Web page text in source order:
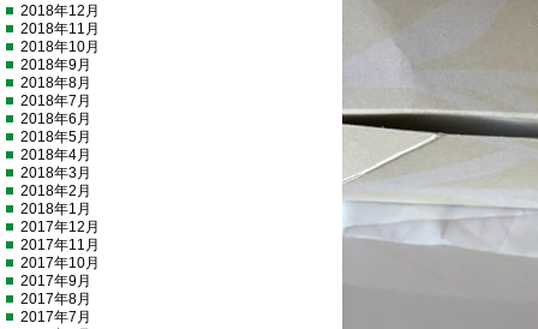
2018年12月
2018年11月
2018年10月
2018年9月
2018年8月
2018年7月
2018年6月
2018年5月
2018年4月
2018年3月
2018年2月
2018年1月
2017年12月
2017年11月
2017年10月
2017年9月
2017年8月
2017年7月